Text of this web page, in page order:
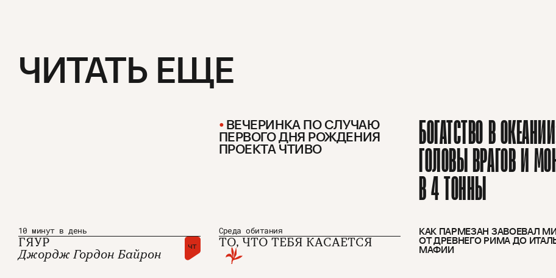
ЧИТАТЬ ЕЩЕ
ВЕЧЕРИНКА ПО СЛУЧАЮ
ПЕРВОГО ДНЯ РОЖДЕНИЯ
ПРОЕКТА ЧТИВО БОГАТСТВО В
ГОЛОВЫ ВРАГОВ И
В 4 ТОННЫ
10 минут в день
ГЯУР
Джордж Гордон Байрон
чт
Среда обитания
ТО, ЧТО ТЕБЯ КАСАЕТСЯ
КАК ПАРМЕЗАН ЗАВОЕВАЛ
ОТ ДРЕВНЕГО РИМА ДО
МАФИИ
О проекте
Команда
Авторы
Журнал
ЧТИВО ДОМ
YouTube
Telegram
VK
Рекламодателям